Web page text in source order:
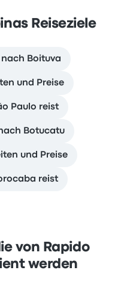
Reiseziele
Boituva
und Preise
Paulo reist
Botucatu
und Preise
reist
von Rapido
werden